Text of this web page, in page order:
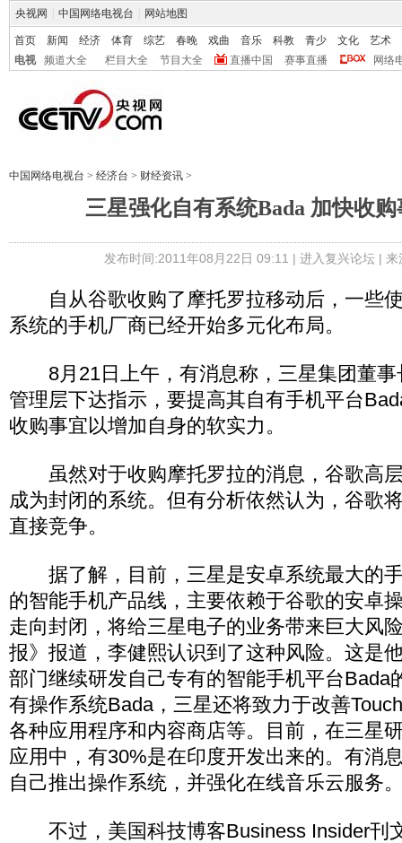
央视网 中国网络电视台 网站地图
首页 新闻 经济 体育 综艺 春晚 戏曲 音乐 科教 青少 文化
艺术
电视
频道大全 栏目大全 节目大全 直播中国 赛事直播 网络
中国网络电视台 > 经济台 > 财经资讯 >
三星强化自有系统Bada 加快收
发布时间:2011年08月22日 09:11 | 进入复兴论坛| 来
自从谷歌收购了摩托罗拉移动后，一些
系统的手机厂商已经开始多元化布局。
8月21日上午，有消息称，三星集团董事
管理层下达指示，要提高其自有手机平台
收购事宜以增加自身的软实力。
虽然对于收购摩托罗拉的消息，谷歌高
成为封闭的系统。但有分析依然认为，谷歌
直接竞争。
据了解，目前，三星是安卓系统最大的
的智能手机产品线，主要依赖于谷歌的安卓
走向封闭，将给三星电子的业务带来巨大风
报》报道，李健熙认识到了这种风险。这是
部门继续研发自己专有的智能手机平台Bada
有操作系统Bada，三星还将致力于改善
各种应用程序和内容商店等。目前，在三星
应用中，有30%是在印度开发出来的。有消
自己推出操作系统，并强化在线音乐云服务
不过，美国科技博客Business Insider刊